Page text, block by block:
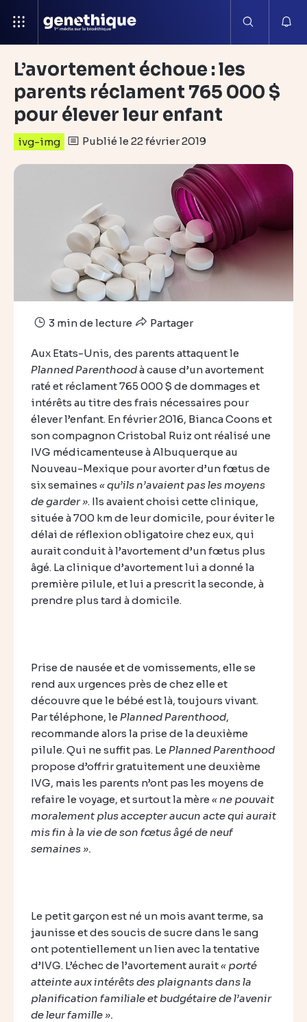
L’avortement échoue : les
parents réclament 765 000 $
pour élever leur enfant
ivg-img Publié le 22 février 2019
3 min de lecture Partager
Aux Etats-Unis, des parents attaquent le
Planned Parenthoodà cause d’un avortement
raté et réclament 765 000 $ de dommages et
intérêts au titre des frais nécessaires pour
élever l’enfant. En février 2016, Bianca Coons et
son compagnon Cristobal Ruiz ont réalisé une
IVG médicamenteuse à Albuquerque au
Nouveau-Mexique pour avorter d’un fœtus de
six semaines « qu’ils n’avaient pas les moyens
de garder ». Ils avaient choisi cette clinique,
située à 700 km de leur domicile, pour éviter le
délai de réflexion obligatoire chez eux, qui
aurait conduit à l’avortement d’un fœtus plus
âgé. La clinique d’avortement lui a donné la
première pilule, et lui a prescrit la seconde, à
prendre plus tard à domicile.
Prise de nausée et de vomissements, elle se
rend aux urgences près de chez elle et
découvre que le bébé est là, toujours vivant.
Par téléphone, le Planned Parenthood,
recommande alors la prise de la deuxième
pilule. Qui ne suffit pas. Le Planned Parenthood
propose d’offrir gratuitement une deuxième
IVG, mais les parents n’ont pas les moyens de
refaire le voyage, et surtout la mère « ne pouvait
moralement plus accepter aucun acte qui aurait
mis fin à la vie de son fœtus âgé de neuf
semaines ».
Le petit garçon est né un mois avant terme, sa
jaunisse et des soucis de sucre dans le sang
ont potentiellement un lien avec la tentative
d’IVG. L’échec de l’avortement aurait« porté
atteinte aux intérêts des plaignants dans la
planification familiale et budgétaire de l’avenir
de leur famille ».